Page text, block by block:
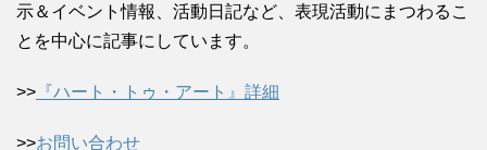
示＆イベント情報、活動日記など、表現活動にまつわるこ
とを中心に記事にしています。
>> 『ハート・トゥ・アート』詳細
>>お問い合わせ